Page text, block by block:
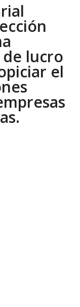
lucro
el